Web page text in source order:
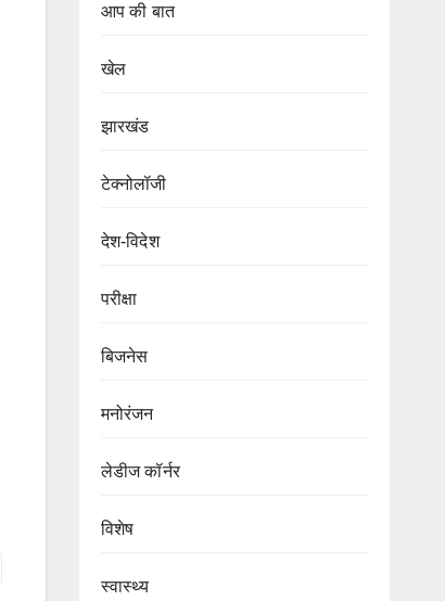
आप की बात
खेल
झारखंड
टेक्नोलॉजी
देश-विदेश
परीक्षा
बिजनेस
मनोरंजन
लेडीज कॉर्नर
विशेष
स्वास्थ्य